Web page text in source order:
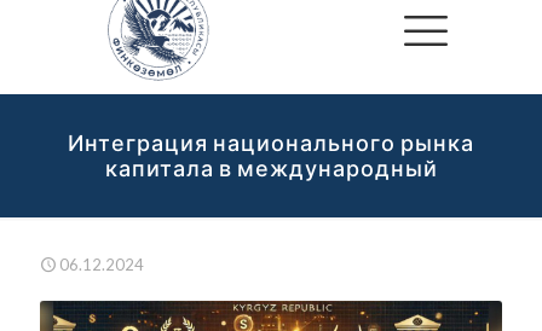
Интеграция национального рынка
капитала в международный
06.12.2024